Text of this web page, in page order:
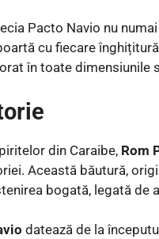
Pacto Navio nu
cu fiecare
în toate dimensiunile
din Caraibe, Rom
Această băutură,
bogată, legată de
datează de la